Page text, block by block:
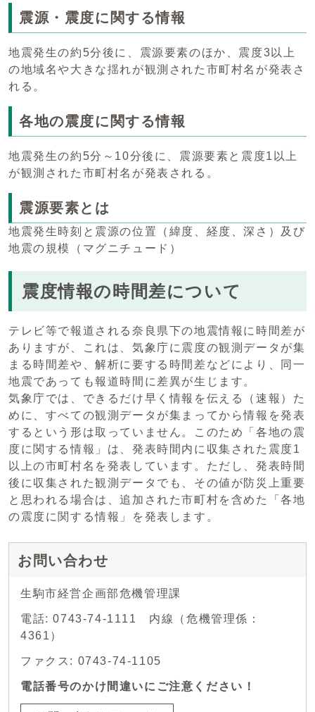
震源・震度に関する情報
地震発生の約5分後に、震源要素のほか、震度3以上
の地域名や大きな揺れが観測された市町村名が発表さ
れる。
各地の震度に関する情報
地震発生の約5分～10分後に、震源要素と震度1以上
が観測された市町村名が発表される。
震源要素とは
地震発生時刻と震源の位置（緯度、経度、深さ）及び
地震の規模（マグニチュード）
震度情報の時間差について
テレビ等で報道される奈良県下の地震情報に時間差が
ありますが、これは、気象庁に震度の観測データが集
まる時間差や、解析に要する時間差などにより、同一
地震であっても報道時間に差異が生じます。
気象庁では、できるだけ早く情報を伝える（速報）た
めに、すべての観測データが集まってから情報を発表
するという形は取っていません。このため「各地の震
度に関する情報」は、発表時間内に収集された震度1
以上の市町村名を発表しています。ただし、発表時間
後に収集された観測データでも、その値が防災上重要
と思われる場合は、追加された市町村を含めた「各地
の震度に関する情報」を発表します。
お問い合わせ
生駒市経営企画部危機管理課
電話: 0743-74-1111 内線（危機管理係：
4361）
ファクス: 0743-74-1105
電話番号のかけ間違いにご注意ください！